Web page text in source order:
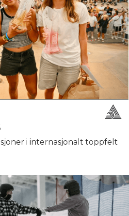
i internasjonalt toppfelt